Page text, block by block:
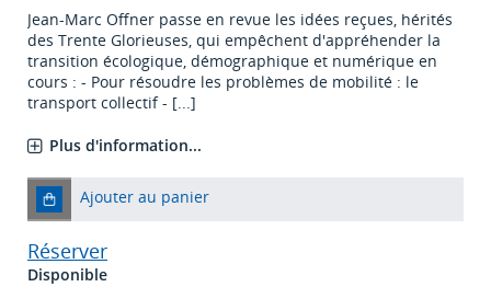
Jean-Marc Offner passe en revue les idées reçues, hérités
des Trente Glorieuses, qui empêchent d'appréhender la
transition écologique, démographique et numérique en
cours : - Pour résoudre les problèmes de mobilité : le
transport collectif - [...]
Plus d'information...
Ajouter au panier
Réserver
Disponible